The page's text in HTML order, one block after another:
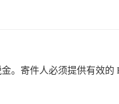
寄件人必须提供有效的